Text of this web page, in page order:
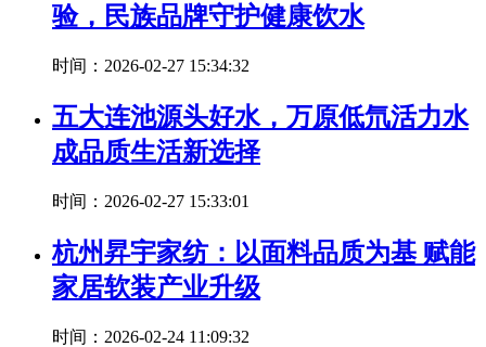
验，民族品牌守护健康饮水
时间：2026-02-27 15:34:32
五大连池源头好水，万原低氘活力水
成品质生活新选择
时间：2026-02-27 15:33:01
杭州昇宇家纺：以面料品质为基 赋能
家居软装产业升级
时间：2026-02-24 11:09:32